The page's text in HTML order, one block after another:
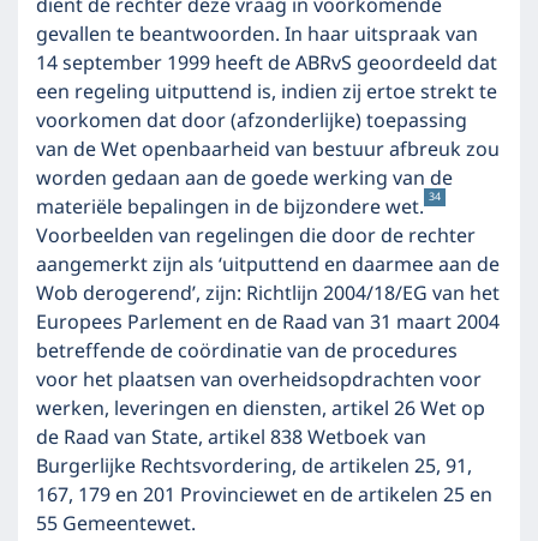
gevallen te beantwoorden. In haar uitspraak van
14 september 1999 heeft de ABRvS geoordeeld dat
een regeling uitputtend is, indien zij ertoe strekt te
voorkomen dat door (afzonderlijke) toepassing
van de Wet openbaarheid van bestuur afbreuk zou
worden gedaan aan de goede werking van de
materiële bepalingen in de bijzondere wet. 34
Voorbeelden van regelingen die door de rechter
aangemerkt zijn als ‘uitputtend en daarmee aan de
Wob derogerend’, zijn: Richtlijn 2004/18/EG van het
Europees Parlement en de Raad van 31 maart 2004
betreffende de coördinatie van de procedures
voor het plaatsen van overheidsopdrachten voor
werken, leveringen en diensten, artikel 26 Wet op
de Raad van State, artikel 838 Wetboek van
Burgerlijke Rechtsvordering, de artikelen 25, 91,
167, 179 en 201 Provinciewet en de artikelen 25 en
55 Gemeentewet.